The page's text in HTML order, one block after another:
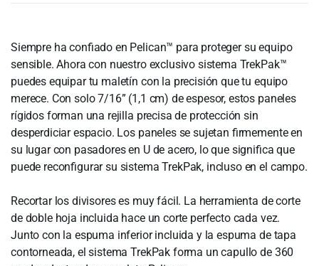
Siempre ha confiado en Pelican™ para proteger su equipo
sensible. Ahora con nuestro exclusivo sistema TrekPak™
puedes equipar tu maletín con la precisión que tu equipo
merece. Con solo 7/16” (1,1 cm) de espesor, estos paneles
rígidos forman una rejilla precisa de protección sin
desperdiciar espacio. Los paneles se sujetan firmemente en
su lugar con pasadores en U de acero, lo que significa que
puede reconfigurar su sistema TrekPak, incluso en el campo.
Recortar los divisores es muy fácil. La herramienta de corte
de doble hoja incluida hace un corte perfecto cada vez.
Junto con la espuma inferior incluida y la espuma de tapa
contorneada, el sistema TrekPak forma un capullo de 360 ​​